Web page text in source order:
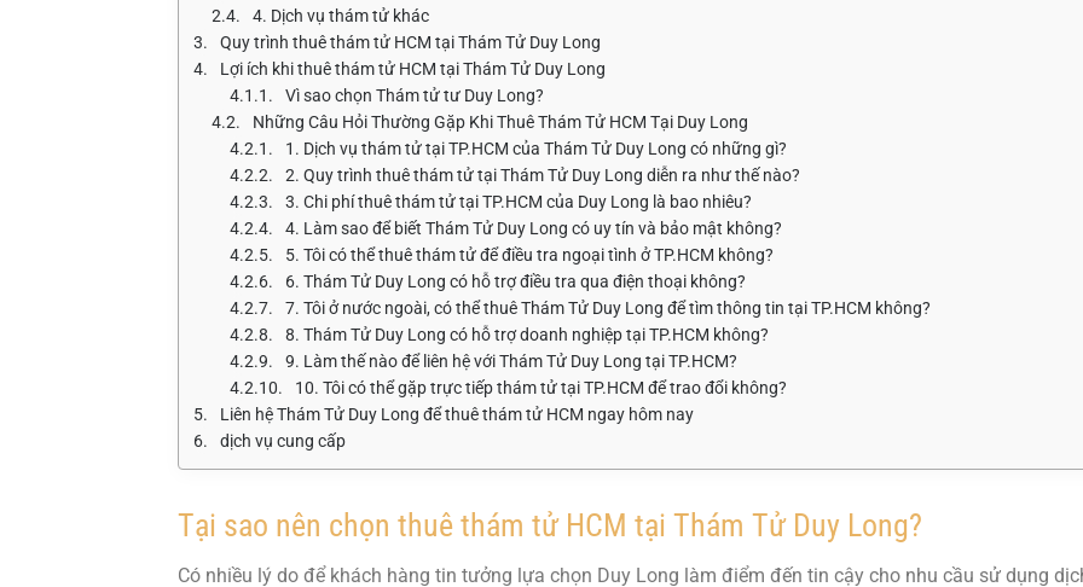
4. Dịch vụ thám tử khác
Quy trình thuê thám tử HCM tại Thám Tử Duy Long
Lợi ích khi thuê thám tử HCM tại Thám Tử Duy Long
Vì sao chọn Thám tử tư Duy Long?
Những Câu Hỏi Thường Gặp Khi Thuê Thám Tử HCM Tại Duy Long
1. Dịch vụ thám tử tại TP.HCM của Thám Tử Duy Long có những gì?
2. Quy trình thuê thám tử tại Thám Tử Duy Long diễn ra như thế nào?
3. Chi phí thuê thám tử tại TP.HCM của Duy Long là bao nhiêu?
4. Làm sao để biết Thám Tử Duy Long có uy tín và bảo mật không?
5. Tôi có thể thuê thám tử để điều tra ngoại tình ở TP.HCM không?
6. Thám Tử Duy Long có hỗ trợ điều tra qua điện thoại không?
7. Tôi ở nước ngoài, có thể thuê Thám Tử Duy Long để tìm thông tin tại TP.HCM không?
8. Thám Tử Duy Long có hỗ trợ doanh nghiệp tại TP.HCM không?
9. Làm thế nào để liên hệ với Thám Tử Duy Long tại TP.HCM?
10. Tôi có thể gặp trực tiếp thám tử tại TP.HCM để trao đổi không?
Liên hệ Thám Tử Duy Long để thuê thám tử HCM ngay hôm nay
dịch vụ cung cấp
Tại sao nên chọn thuê thám tử HCM tại Thám Tử Duy Long?
Có nhiều lý do để khách hàng tin tưởng lựa chọn Duy Long làm điểm đến tin cậy cho nhu cầu sử dụng